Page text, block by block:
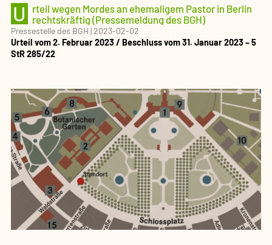
U
rteil wegen Mordes an ehemaligem Pastor in Berlin
rechtskräftig (Pressemeldung des BGH)
Pressestelle des BGH |2023-02-02
Urteil vom 2. Februar 2023 / Beschluss vom 31. Januar 2023 – 5
StR 285/22